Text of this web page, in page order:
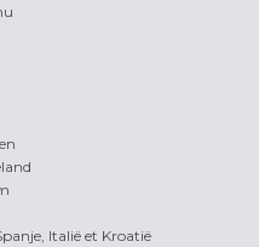
Italië et Kroatië